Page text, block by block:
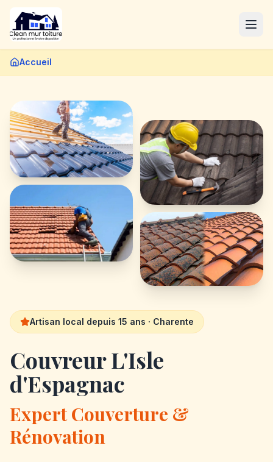
Accueil
Artisan local depuis 15 ans · Charente
Couvreur L'Isle
d'Espagnac
Expert Couverture &
Rénovation